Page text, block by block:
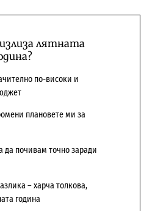
лятната
по-високи и
плановете ми за
да почивам точно заради
– харча толкова,
година